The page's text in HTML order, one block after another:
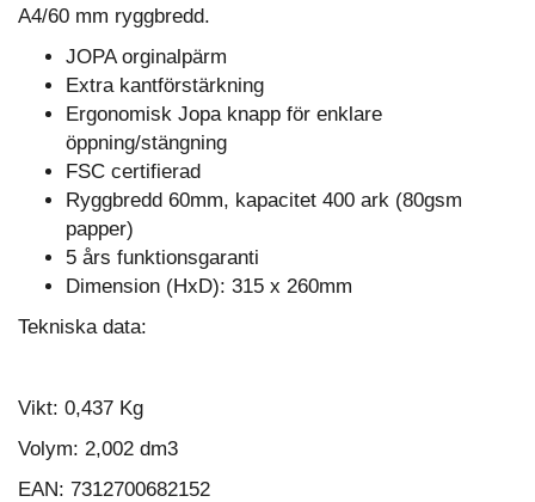
A4/60 mm ryggbredd.
JOPA orginalpärm
Extra kantförstärkning
Ergonomisk Jopa knapp för enklare
öppning/stängning
FSC certifierad
Ryggbredd 60mm, kapacitet 400 ark (80gsm
papper)
5 års funktionsgaranti
Dimension (HxD): 315 x 260mm
Tekniska data:
Vikt: 0,437 Kg
Volym: 2,002 dm3
EAN: 7312700682152